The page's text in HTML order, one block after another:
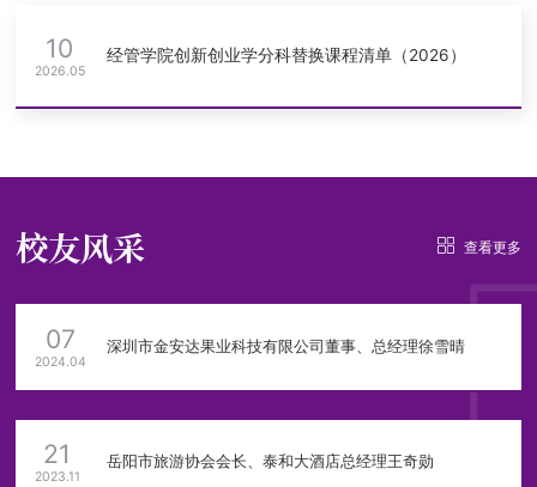
10
2026.05
经管学院创新创业学分科替换课程清单（2026）
校友风采 查看更多
07
2024.04
深圳市金安达果业科技有限公司董事、总经理徐雪晴
21
2023.11
岳阳市旅游协会会长、泰和大酒店总经理王奇勋